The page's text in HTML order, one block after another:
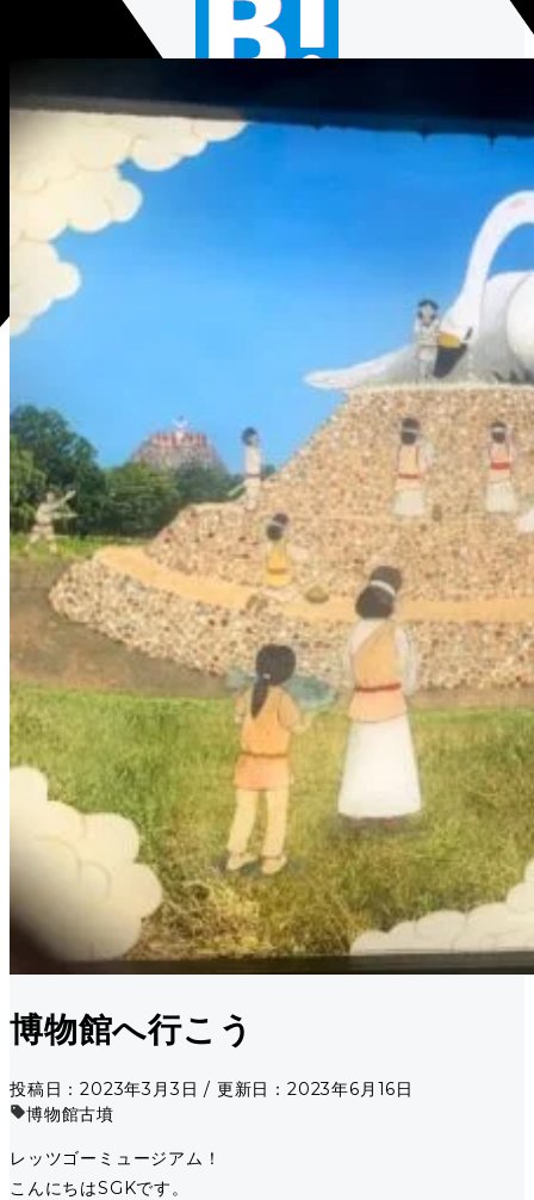
博物館へ行こう
投稿日：2023年3月3日 / 更新日：2023年6月16日
博物館古墳
レッツゴーミュージアム！
こんにちはSGKです。